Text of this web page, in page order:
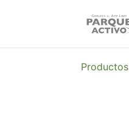
Productos